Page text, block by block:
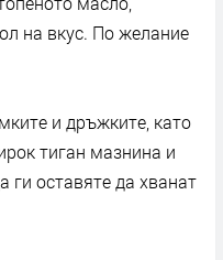
на вкус. По желание
и дръжките, като
тиган мазнина и
ги оставяте да хванат